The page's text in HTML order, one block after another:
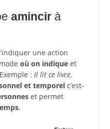
amincirà
une action
où on indiqueet
: Il lit ce livre.
et temporelc’est-
et permet
.